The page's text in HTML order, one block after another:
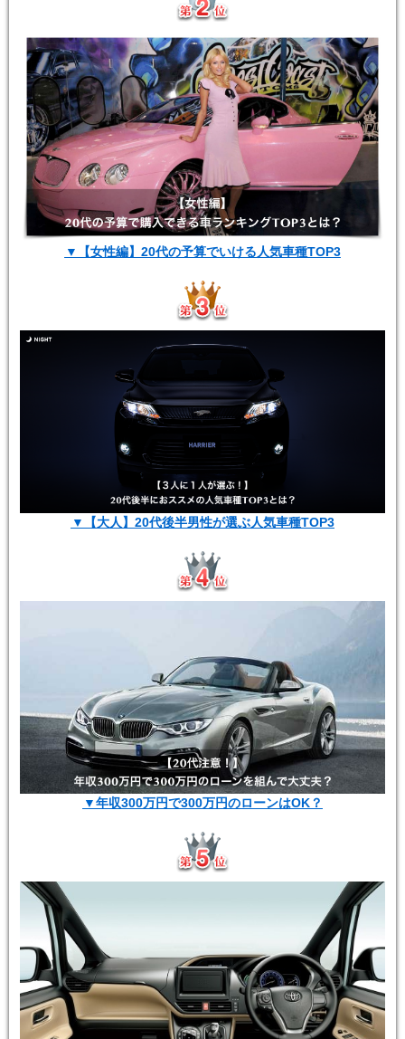
▼【女性編】20代の予算でいける人気車種TOP3
▼【大人】20代後半男性が選ぶ人気車種TOP3
▼年収300万円で300万円のローンはOK？